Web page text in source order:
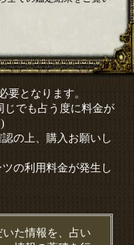
要となります。
じでも占う度に料金が
の上、購入お願いし
の利用料金が発生し
た情報を、占い